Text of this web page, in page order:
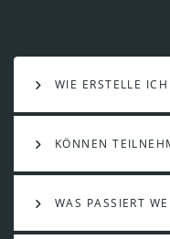
WIE ERSTELLE
KÖNNEN
WAS PASSIERT